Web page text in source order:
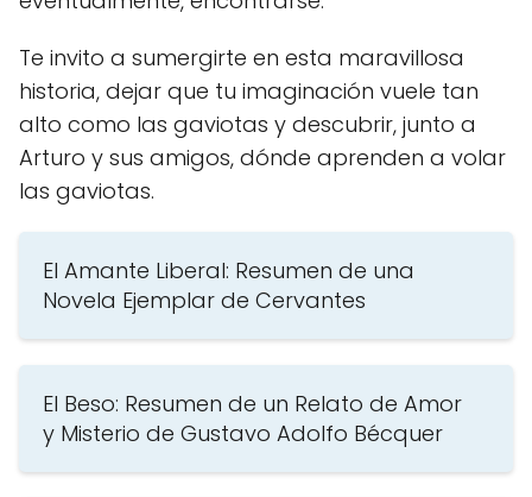
Te invito a sumergirte en esta maravillosa
historia, dejar que tu imaginación vuele tan
alto como las gaviotas y descubrir, junto a
Arturo y sus amigos, dónde aprenden a volar
las gaviotas.
El Amante Liberal: Resumen de una
Novela Ejemplar de Cervantes
El Beso: Resumen de un Relato de Amor
y Misterio de Gustavo Adolfo Bécquer